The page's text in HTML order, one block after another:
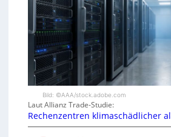
Bild: ©AAA/stock.adobe.com
Laut Allianz Trade-Studie:
Rechenzentren klimaschädlicher